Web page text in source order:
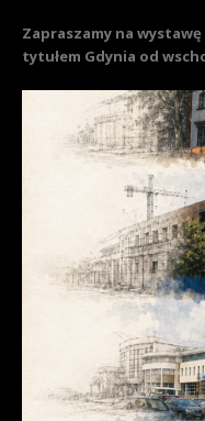
Zapraszamy na
tytułem Gdynia od